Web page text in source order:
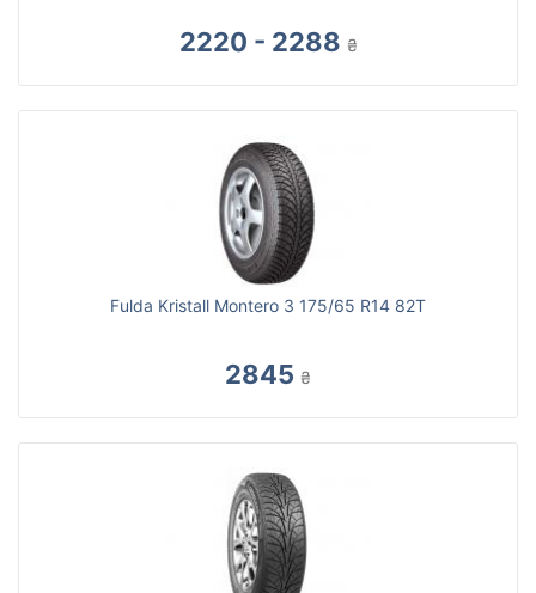
2220 - 2288 ₴
Fulda Kristall Montero 3 175/65 R14 82T
2845 ₴